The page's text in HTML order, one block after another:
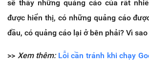
sẽ thấy những quảng cáo của rất
được hiển thị, có những quảng cáo
đầu, có quảng cáo lại ở bên phải? Vì sao
>> Xem thêm: Lỗi cần tránh khi chạy